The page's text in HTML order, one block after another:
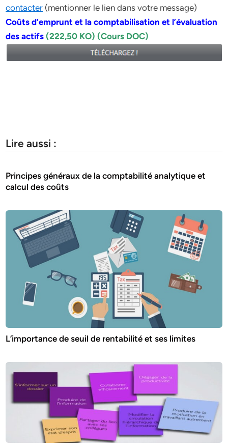
contacter (mentionner le lien dans votre message)
Coûts d’emprunt et la comptabilisation et l’évaluation
des actifs(222,50 KO) (Cours DOC)
Lire aussi :
Principes généraux de la comptabilité analytique et
calcul des coûts
L’importance de seuil de rentabilité et ses limites